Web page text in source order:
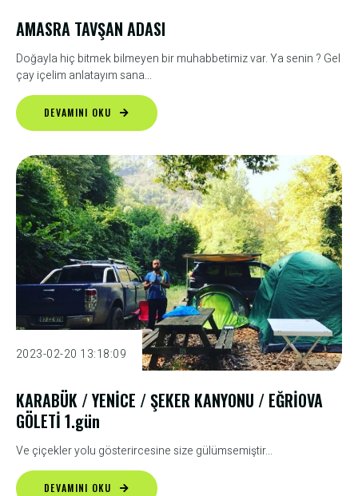
AMASRA TAVŞAN ADASI
Doğayla hiç bitmek bilmeyen bir muhabbetimiz var. Ya senin ? Gel
çay içelim anlatayım sana...
DEVAMINI OKU
2023-02-20 13:18:09
KARABÜK / YENİCE / ŞEKER KANYONU / EĞRİOVA
GÖLETİ 1.gün
Ve çiçekler yolu gösterircesine size gülümsemiştir...
DEVAMINI OKU